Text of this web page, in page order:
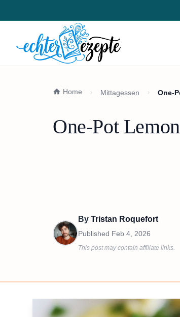
Home Mittagessen One-
One-Pot
By Tristan Roquefort
Published Feb 4, 2026
This post may contain affiliate links.